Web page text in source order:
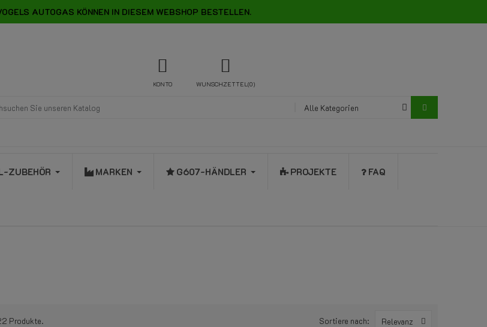
AUTOGAS KÖNNEN IN DIESEM WEBSHOP BESTELLEN.
KONTO WUNSCHZETTEL 0
Alle Kategorien
ZUBEHÖR MARKEN G607-HÄNDLER PROJEKTE FAQ
Produkte. Sortiere nach: Relevanz